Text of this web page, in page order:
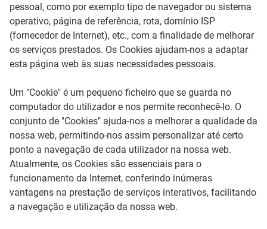
pessoal, como por exemplo tipo de navegador ou sistema
operativo, página de referência, rota, domínio ISP
(fornecedor de Internet), etc., com a finalidade de melhorar
os serviços prestados. Os Cookies ajudam-nos a adaptar
esta página web às suas necessidades pessoais.
Um "Cookie" é um pequeno ficheiro que se guarda no
computador do utilizador e nos permite reconhecê-lo. O
conjunto de "Cookies" ajuda-nos a melhorar a qualidade da
nossa web, permitindo-nos assim personalizar até certo
ponto a navegação de cada utilizador na nossa web.
Atualmente, os Cookies são essenciais para o
funcionamento da Internet, conferindo inúmeras
vantagens na prestação de serviços interativos, facilitando
a navegação e utilização da nossa web.